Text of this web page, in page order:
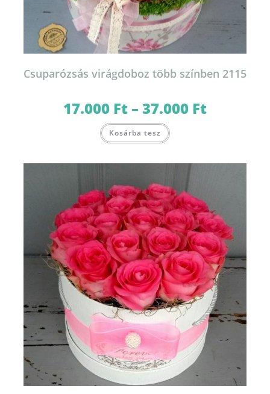
Csuparózsás virágdoboz több színben 2115
17.000 Ft–37.000 Ft17.000 Ft
Kosárba tesz a
változatok
a
termékoldalon
választhatók
ki